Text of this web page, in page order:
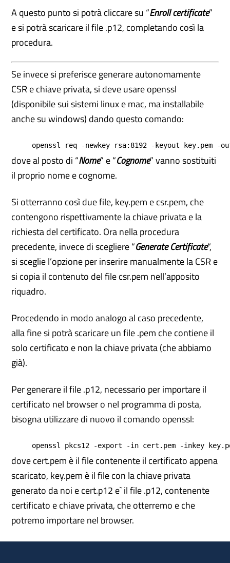
A questo punto si potrà cliccare su “Enroll certificate”
e si potrà scaricare il file .p12, completando così la
procedura.
Se invece si preferisce generare autonomamente
CSR e chiave privata, si deve usare openssl
(disponibile sui sistemi linux e mac, ma installabile
anche su windows) dando questo comando:
openssl req -newkey rsa:8192 -keyout key.pem -
dove al posto di “Nome” e “Cognome” vanno sostituiti
il proprio nome e cognome.
Si otterranno così due file, key.pem e csr.pem, che
contengono rispettivamente la chiave privata e la
richiesta del certificato. Ora nella procedura
precedente, invece di scegliere “Generate Certificate“,
si sceglie l’opzione per inserire manualmente la CSR e
si copia il contenuto del file csr.pem nell’apposito
riquadro.
Procedendo in modo analogo al caso precedente,
alla fine si potrà scaricare un file .pem che contiene il
solo certificato e non la chiave privata (che abbiamo
già).
Per generare il file .p12, necessario per importare il
certificato nel browser o nel programma di posta,
bisogna utilizzare di nuovo il comando openssl:
openssl pkcs12 -export -in cert.pem -inkey
dove cert.pem è il file contenente il certificato appena
scaricato, key.pem è il file con la chiave privata
generato da noi e cert.p12 e` il file .p12, contenente
certificato e chiave privata, che otterremo e che
potremo importare nel browser.